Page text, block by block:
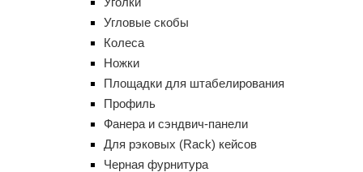
Угловые скобы
Колеса
Ножки
Площадки для штабелирования
Профиль
Фанера и сэндвич-панели
Для рэковых (Rack) кейсов
Черная фурнитура